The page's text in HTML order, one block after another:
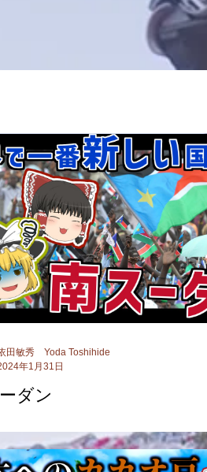
ダン
田敏秀 Yoda Toshihide
年1月31日